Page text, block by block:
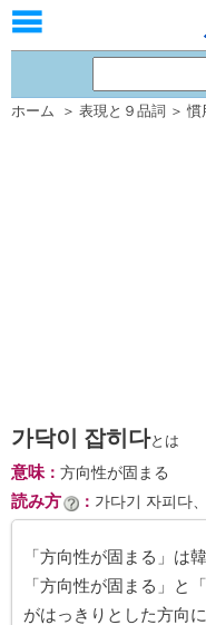
ホーム ＞ 表現と９品詞 ＞ 慣
가닥이 잡히다とは
意味： 方向性が固まる
読み方 ： 가다기 자피다
「方向性が固まる」は
「方向性が固まる」と
がはっきりとした方向